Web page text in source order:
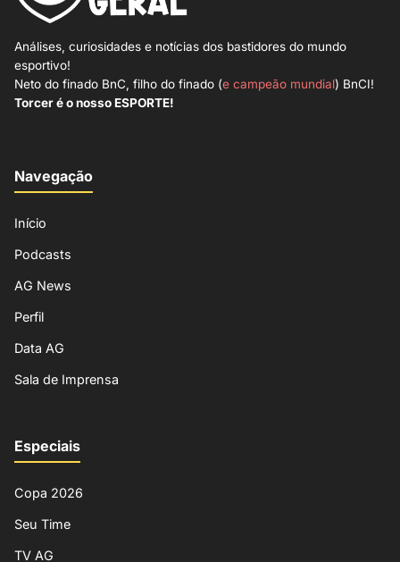
Análises, curiosidades e notícias dos bastidores do mundo
esportivo!
Neto do finado BnC, filho do finado (e campeão mundial) BnCI!
Torcer é o nosso ESPORTE!
Navegação
Início
Podcasts
AG News
Perfil
Data AG
Sala de Imprensa
Especiais
Copa 2026
Seu Time
TV AG